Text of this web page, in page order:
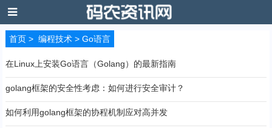
首页> 编程技术> Go语言
在Linux上安装Go语言（Golang）的最新指南
golang框架的安全性考虑：如何进行安全审计？
如何利用golang框架的协程机制应对高并发